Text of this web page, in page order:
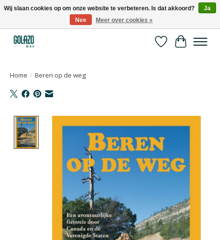
Kennispartner in sport, bewegen en gezondheid
Verlanglijst
Home / Beren op de weg
Wij slaan cookies op om onze website te verbeteren. Is dat akkoord?
Ja
Nee
Meer over cookies »